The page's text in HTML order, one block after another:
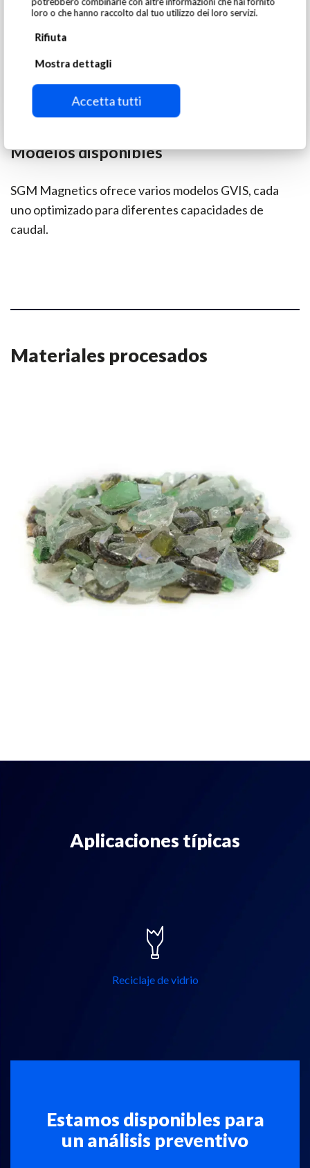
loro o che hanno raccolto dal tuo utilizzo dei loro servizi.
Rifiuta
Mostra dettagli
Accetta tutti
Modelos disponibles
SGM Magnetics ofrece varios modelos GVIS, cada
uno optimizado para diferentes capacidades de
caudal.
Materiales procesados
Aplicaciones típicas
Reciclaje de vidrio
Estamos disponibles para
un análisis preventivo